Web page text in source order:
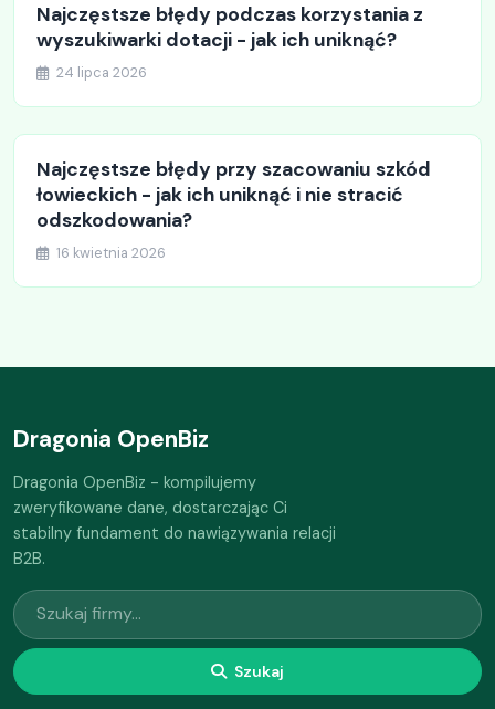
Najczęstsze błędy podczas korzystania z
wyszukiwarki dotacji - jak ich uniknąć?
24 lipca 2026
Najczęstsze błędy przy szacowaniu szkód
łowieckich - jak ich uniknąć i nie stracić
odszkodowania?
16 kwietnia 2026
Dragonia OpenBiz
Dragonia OpenBiz - kompilujemy
zweryfikowane dane, dostarczając Ci
stabilny fundament do nawiązywania relacji
B2B.
Szukaj